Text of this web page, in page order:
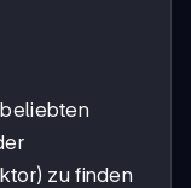
zu finden